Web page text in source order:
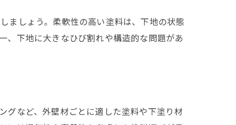
ましょう。柔軟性の高い塗料は、下地の状態
、下地に大きなひび割れや構造的な問題があ
グなど、外壁材ごとに適した塗料や下塗り材